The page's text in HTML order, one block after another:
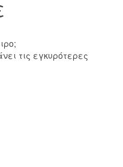
τις εγκυρότερες